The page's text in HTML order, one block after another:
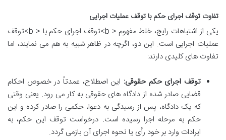
تفاوت توقف اجرای حکم با توقف عملیات اجرایی
یکی از اشتباهات رایج، خلط مفهوم < b>توقف اجرای حکم با < b>توقف
عملیات اجرایی است. این دو، اگرچه در ظاهر شبیه به هم می نمایند، اما
تفاوت های کلیدی دارند:
توقف اجرای حکم حقوقی: این اصطلاح، عمدتاً در خصوص احکام
قضایی صادر شده از دادگاه های حقوقی به کار می رود. یعنی وقتی
که یک دادگاه، پس از رسیدگی به دعوا، حکمی را صادر کرده و این
حکم به مرحله اجرا رسیده است. درخواست توقف این حکم، به
ایرادات وارد بر خود رأی یا نحوه اجرای آن بازمی گردد.